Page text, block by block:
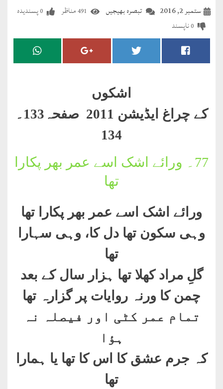
مضطرؔ
دستِ
درعدن
تبصرہ بھیجیں ستمبر 2, 2016 491مناظر 0پسندیدہ
0ناپسند
اشکوں
کے چراغ ایڈیشن 2011 صفحہ133۔
134
77۔
ورائے اشک اسے عمر بھر پکارا
تھا
ورائے اشک اسے عمر بھر پکارا تھا
وہی سکون تھا دل کا، وہی سہارا
تھا
گلِ مراد کھلا تھا ہزار سال کے بعد
چمن کا ورنہ روایات پر گزارہ تھا
تمام عمر کٹی اور فیصلہ نہ
ہؤا
کہ جرم عشق کا اس کا تھا یا ہمارا
تھا